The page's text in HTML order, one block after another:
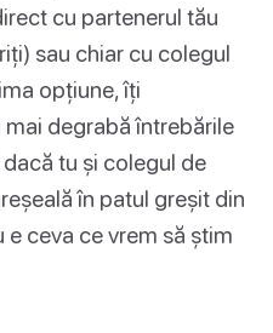
cu partenerul tău
sau chiar cu colegul
opțiune, îți
degrabă întrebările
tu și colegul de
în patul greșit din
ceva ce vrem să știm